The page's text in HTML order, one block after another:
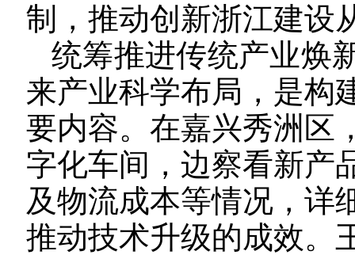
制，推动创新浙江建设
统筹推进传统产业焕
来产业科学布局，是构
要内容。在嘉兴秀洲区
字化车间，边察看新产
及物流成本等情况，详
推动技术升级的成效。